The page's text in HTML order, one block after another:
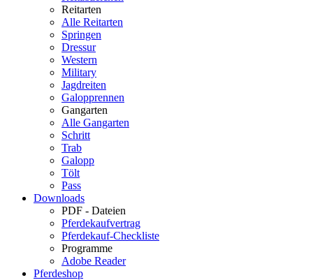
Reitarten
Alle Reitarten
Springen
Dressur
Western
Military
Jagdreiten
Galopprennen
Gangarten
Alle Gangarten
Schritt
Trab
Galopp
Tölt
Pass
Downloads
PDF - Dateien
Pferdekaufvertrag
Pferdekauf-Checkliste
Programme
Adobe Reader
Pferdeshop